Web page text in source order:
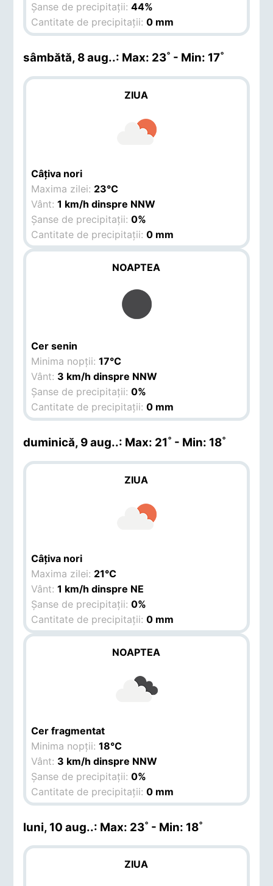
Șanse de precipitații:44%
Cantitate de precipitații:0 mm
sâmbătă, 8 aug..: Max: 23˚ - Min: 17˚
ZIUA
Câțiva nori
Maxima zilei: 23°C
Vânt:1 km/h dinspre NNW
Șanse de precipitații:0%
Cantitate de precipitații:0 mm
NOAPTEA
Cer senin
Minima nopții:17°C
Vânt: 3 km/h dinspre NNW
Șanse de precipitații:0%
Cantitate de precipitații:0 mm
duminică, 9 aug..: Max: 21˚ - Min: 18˚
ZIUA
Câțiva nori
Maxima zilei: 21°C
Vânt:1 km/h dinspre NE
Șanse de precipitații:0%
Cantitate de precipitații:0 mm
NOAPTEA
Cer fragmentat
Minima nopții:18°C
Vânt: 3 km/h dinspre NNW
Șanse de precipitații:0%
Cantitate de precipitații:0 mm
luni, 10 aug..: Max: 23˚ - Min: 18˚
ZIUA